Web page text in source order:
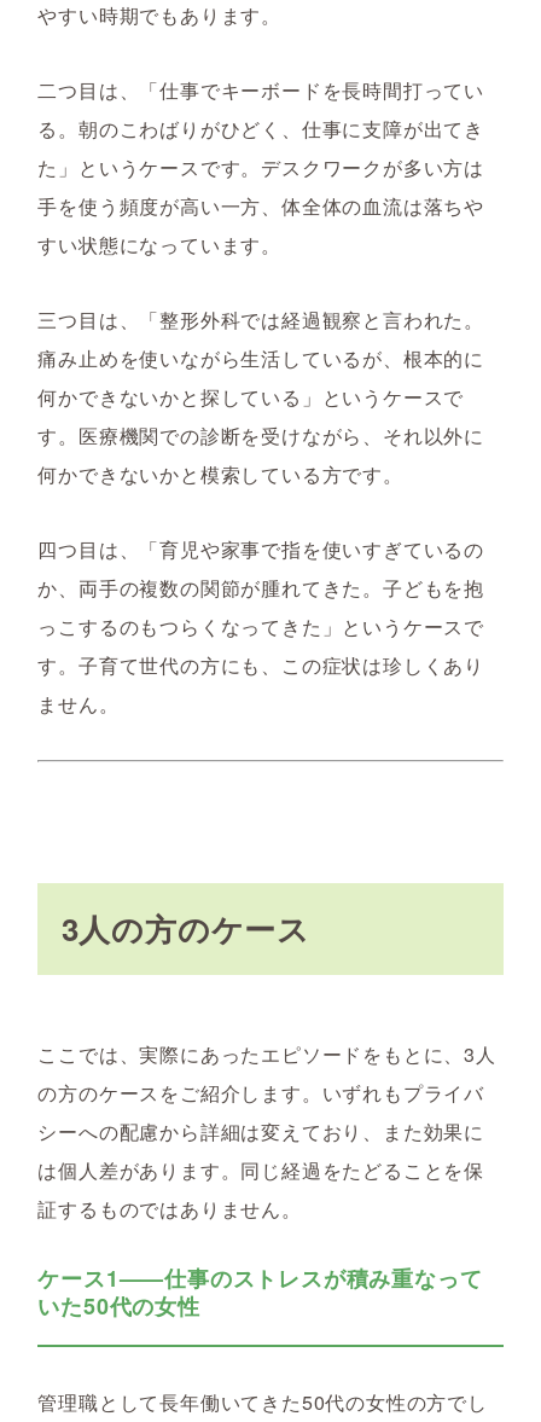
やすい時期でもあります。
二つ目は、「仕事でキーボードを長時間打ってい
る。朝のこわばりがひどく、仕事に支障が出てき
た」というケースです。デスクワークが多い方は
手を使う頻度が高い一方、体全体の血流は落ちや
すい状態になっています。
三つ目は、「整形外科では経過観察と言われた。
痛み止めを使いながら生活しているが、根本的に
何かできないかと探している」というケースで
す。医療機関での診断を受けながら、それ以外に
何かできないかと模索している方です。
四つ目は、「育児や家事で指を使いすぎているの
か、両手の複数の関節が腫れてきた。子どもを抱
っこするのもつらくなってきた」というケースで
す。子育て世代の方にも、この症状は珍しくあり
ません。
3人の方のケース
ここでは、実際にあったエピソードをもとに、3人
の方のケースをご紹介します。いずれもプライバ
シーへの配慮から詳細は変えており、また効果に
は個人差があります。同じ経過をたどることを保
証するものではありません。
ケース1——仕事のストレスが積み重なって
いた50代の女性
管理職として長年働いてきた50代の女性の方でし